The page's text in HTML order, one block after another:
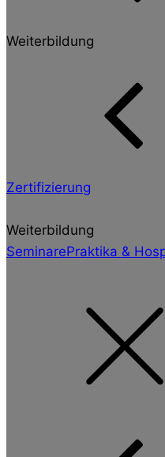
Weiterbildung
Zertifizierung
Weiterbildung
SeminarePraktika &